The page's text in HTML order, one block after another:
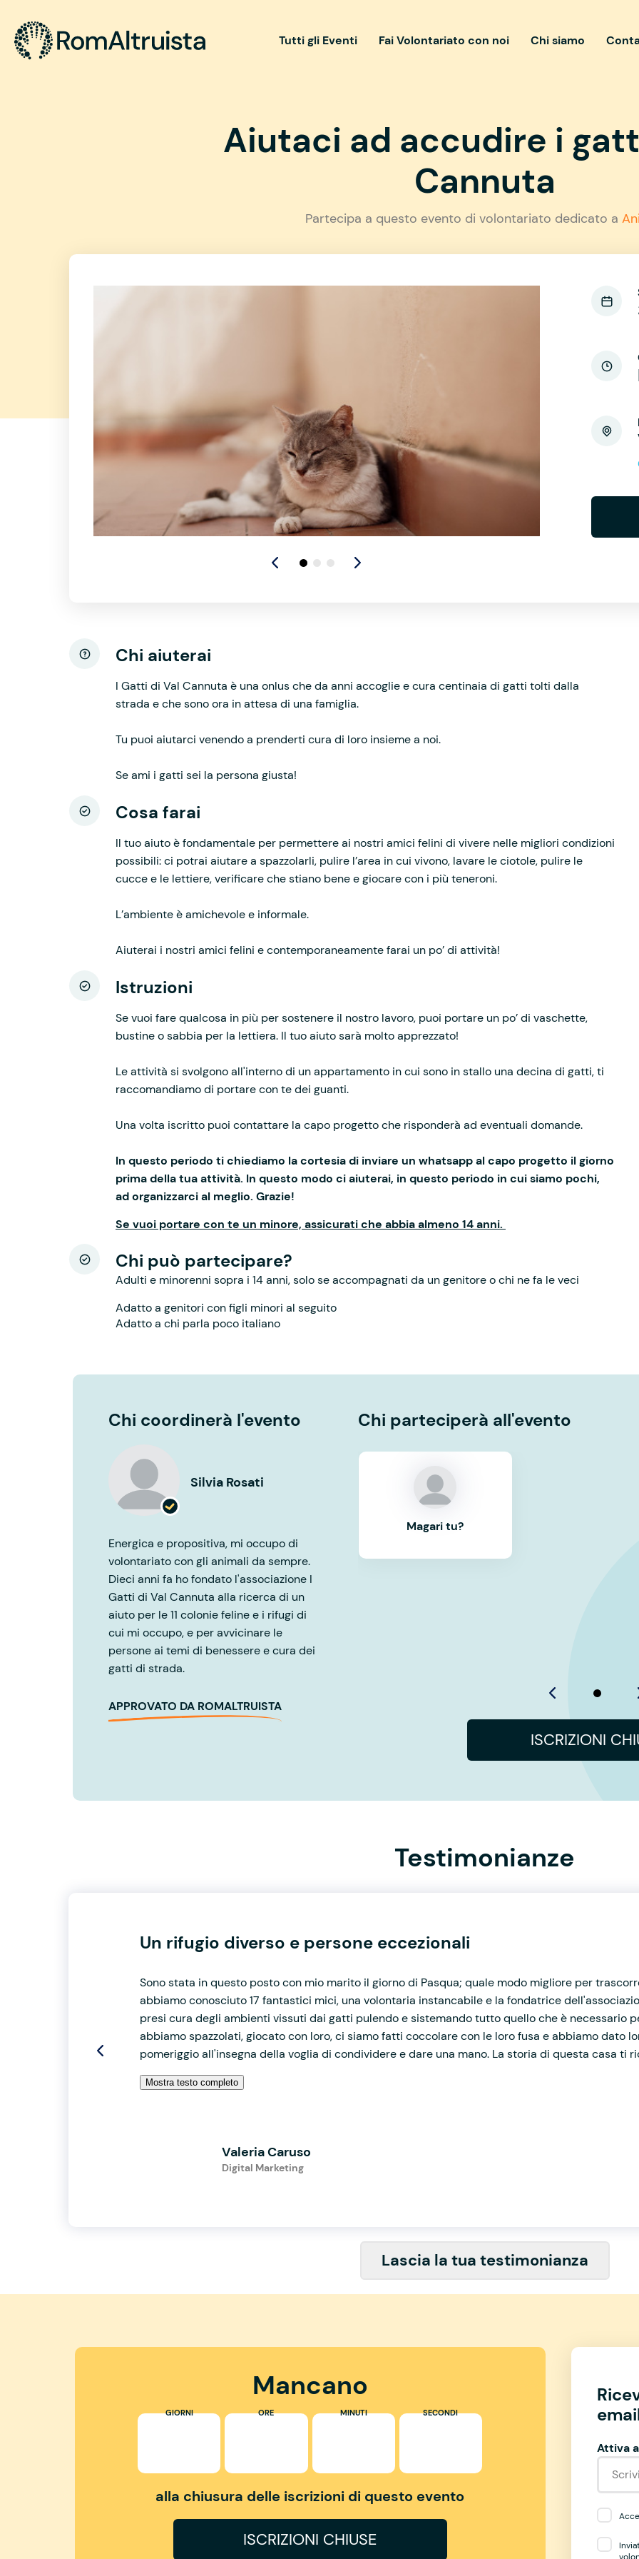
Tutti gli Eventi Fai Volontariato con noi Chi siamo
Aiutaci ad accudire i
Cannuta
Partecipa a questo evento di volontariato dedicato a
Chi aiuterai
I Gatti di Val Cannuta è una onlus che da anni accoglie e cura centinaia di gatti tolti dalla
strada e che sono ora in attesa di una famiglia.
Tu puoi aiutarci venendo a prenderti cura di loro insieme a noi.
Se ami i gatti sei la persona giusta!
Cosa farai
Il tuo aiuto è fondamentale per permettere ai nostri amici felini di vivere nelle migliori condizioni
possibili: ci potrai aiutare a spazzolarli, pulire l’area in cui vivono, lavare le ciotole, pulire le
cucce e le lettiere, verificare che stiano bene e giocare con i più teneroni.
L’ambiente è amichevole e informale.
Aiuterai i nostri amici felini e contemporaneamente farai un po’ di attività!
Istruzioni
Se vuoi fare qualcosa in più per sostenere il nostro lavoro, puoi portare un po’ di vaschette,
bustine o sabbia per la lettiera. Il tuo aiuto sarà molto apprezzato!
Le attività si svolgono all'interno di un appartamento in cui sono in stallo una decina di gatti, ti
raccomandiamo di portare con te dei guanti.
Una volta iscritto puoi contattare la capo progetto che risponderà ad eventuali domande.
In questo periodo ti chiediamo la cortesia di inviare un whatsapp al capo progetto il giorno
prima della tua attività. In questo modo ci aiuterai, in questo periodo in cui siamo pochi,
ad organizzarci al meglio. Grazie!
Se vuoi portare con te un minore, assicurati che abbia almeno 14 anni.
Chi può partecipare?
Adulti e minorenni sopra i 14 anni, solo se accompagnati da un genitore o chi ne fa le veci
Adatto a genitori con figli minori al seguito
Adatto a chi parla poco italiano
Chi coordinerà l'evento
Silvia Rosati
Energica e propositiva, mi occupo di
volontariato con gli animali da sempre.
Dieci anni fa ho fondato l'associazione I
Gatti di Val Cannuta alla ricerca di un
aiuto per le 11 colonie feline e i rifugi di
cui mi occupo, e per avvicinare le
persone ai temi di benessere e cura dei
gatti di strada.
APPROVATO DA ROMALTRUISTA
Chi parteciperà all'evento
Magari tu?
ISCRIZIONI
Testimonianze
Un rifugio diverso e persone eccezionali
Sono stata in questo posto con mio marito il giorno di Pasqua; quale modo migliore per
abbiamo conosciuto 17 fantastici mici, una volontaria instancabile e la fondatrice
presi cura degli ambienti vissuti dai gatti pulendo e sistemando tutto quello che è necessario
abbiamo spazzolati, giocato con loro, ci siamo fatti coccolare con le loro fusa e abbiamo dato
pomeriggio all'insegna della voglia di condividere e dare una mano. La storia di questa casa ti
Mostra testo completo
Valeria Caruso
Digital Marketing
Lascia la tua testimonianza
Mancano
GIORNI ORE MINUTI SECONDI
alla chiusura delle iscrizioni di questo evento
ISCRIZIONI CHIUSE
Attiva